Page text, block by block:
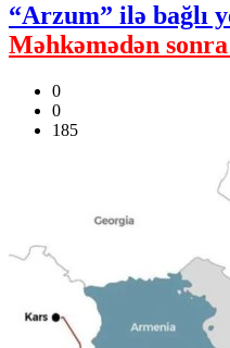
“Arzum” ilə bağlı
Məhkəmədən
0
0
185